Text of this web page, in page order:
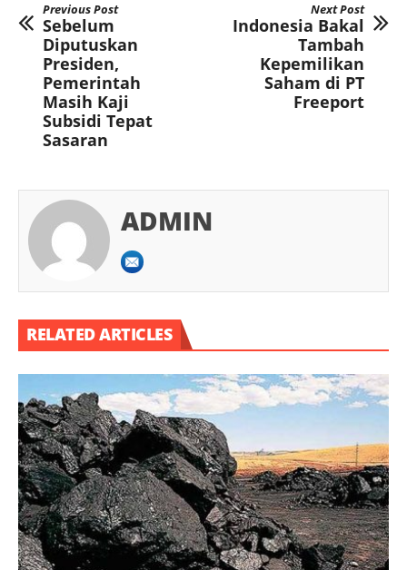
Previous Post
Sebelum
Diputuskan
Presiden,
Pemerintah
Masih Kaji
Subsidi Tepat
Sasaran
Next Post
Indonesia Bakal
Tambah
Kepemilikan
Saham di PT
Freeport
ADMIN
RELATED ARTICLES